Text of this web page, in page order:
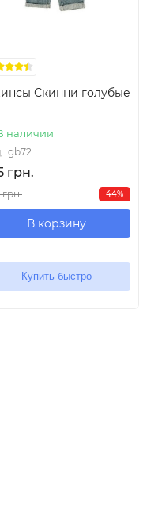
Скинни голубые
наличии
gb72
грн.
грн. 44%
В корзину
Купить быстро